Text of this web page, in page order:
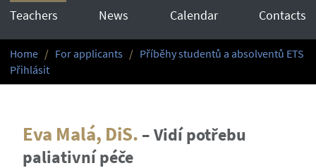
Teachers
News Calendar Contacts
Home For applicants
Příběhy studentů a absolventů ETS
Přihlásit
Eva Malá, DiS. – Vidí potřebu
paliativní péče